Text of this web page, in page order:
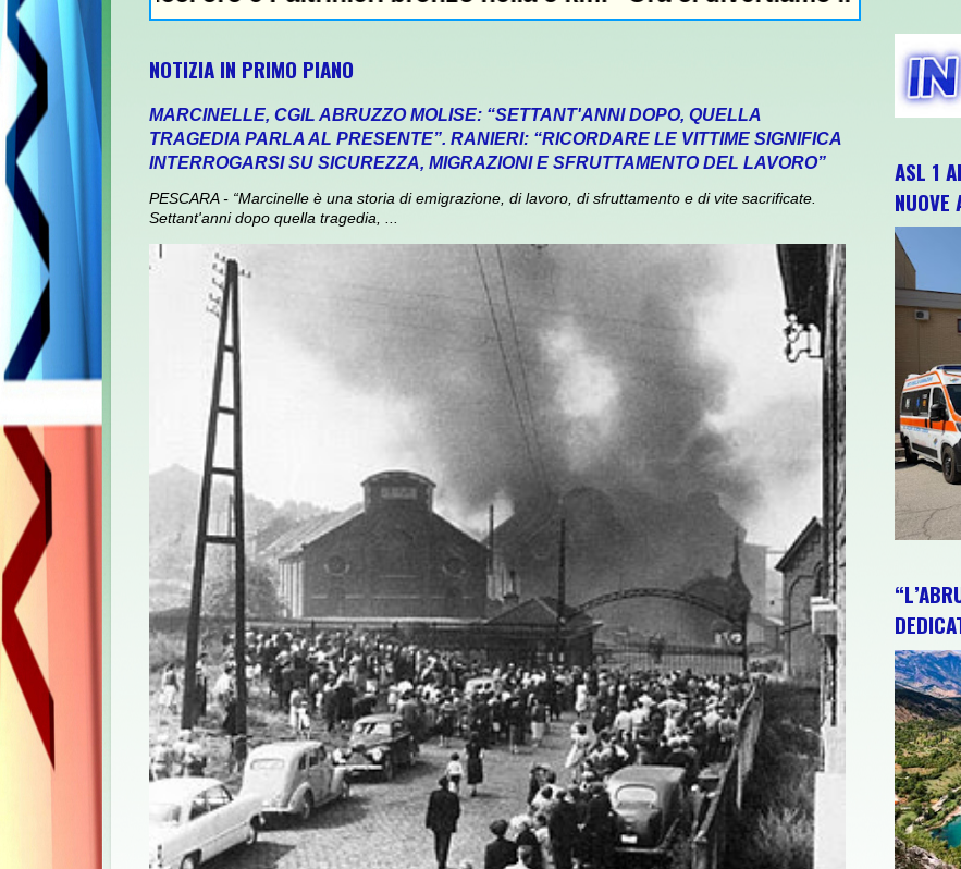
NOTIZIA IN PRIMO PIANO
MARCINELLE, CGIL ABRUZZO MOLISE: “SETTANT'ANNI DOPO, QUELLA
TRAGEDIA PARLA AL PRESENTE”. RANIERI: “RICORDARE LE VITTIME SIGNIFICA
INTERROGARSI SU SICUREZZA, MIGRAZIONI E SFRUTTAMENTO DEL LAVORO”
PESCARA - “Marcinelle è una storia di emigrazione, di lavoro, di sfruttamento e di vite sacrificate.
Settant'anni dopo quella tragedia, ...
ASL 1
NUOVE